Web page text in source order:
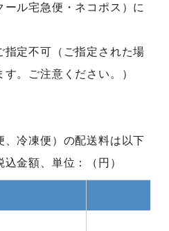
ル宅急便・ネコポス）に
定不可（ご指定された場
。ご注意ください。）
、冷凍便）の配送料は以下
金額、単位：（円）